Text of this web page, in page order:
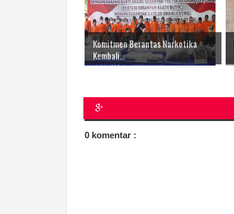
Komitmen Berantas Narkotika
Kembali...
0 komentar :